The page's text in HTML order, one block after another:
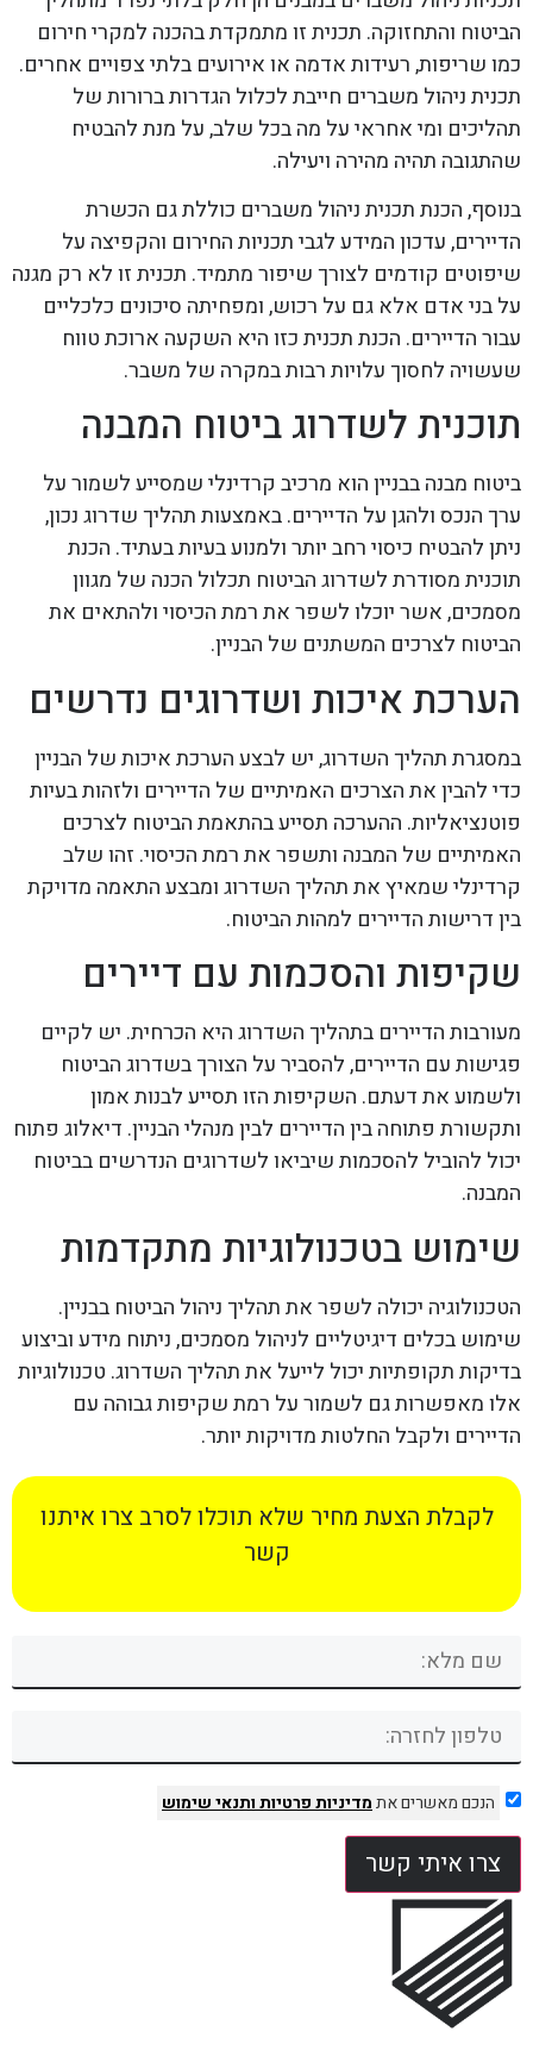
הביטוח והתחזוקה. תכנית זו מתמקדת בהכנה למקרי חירום
כמו שריפות, רעידות אדמה או אירועים בלתי צפויים אחרים.
תכנית ניהול משברים חייבת לכלול הגדרות ברורות של
תהליכים ומי אחראי על מה בכל שלב, על מנת להבטיח
שהתגובה תהיה מהירה ויעילה.
בנוסף, הכנת תכנית ניהול משברים כוללת גם הכשרת
הדיירים, עדכון המידע לגבי תכניות החירום והקפיצה על
שיפוטים קודמים לצורך שיפור מתמיד. תכנית זו לא רק מגנה
על בני אדם אלא גם על רכוש, ומפחיתה סיכונים כלכליים
עבור הדיירים. הכנת תכנית כזו היא השקעה ארוכת טווח
שעשויה לחסוך עלויות רבות במקרה של משבר.
תוכנית לשדרוג ביטוח המבנה
ביטוח מבנה בבניין הוא מרכיב קרדינלי שמסייע לשמור על
ערך הנכס ולהגן על הדיירים. באמצעות תהליך שדרוג נכון,
ניתן להבטיח כיסוי רחב יותר ולמנוע בעיות בעתיד. הכנת
תוכנית מסודרת לשדרוג הביטוח תכלול הכנה של מגוון
מסמכים, אשר יוכלו לשפר את רמת הכיסוי ולהתאים את
הביטוח לצרכים המשתנים של הבניין.
הערכת איכות ושדרוגים נדרשים
במסגרת תהליך השדרוג, יש לבצע הערכת איכות של הבניין
כדי להבין את הצרכים האמיתיים של הדיירים ולזהות בעיות
פוטנציאליות. ההערכה תסייע בהתאמת הביטוח לצרכים
האמיתיים של המבנה ותשפר את רמת הכיסוי. זהו שלב
קרדינלי שמאיץ את תהליך השדרוג ומבצע התאמה מדויקת
בין דרישות הדיירים למהות הביטוח.
שקיפות והסכמות עם דיירים
מעורבות הדיירים בתהליך השדרוג היא הכרחית. יש לקיים
פגישות עם הדיירים, להסביר על הצורך בשדרוג הביטוח
ולשמוע את דעתם. השקיפות הזו תסייע לבנות אמון
ותקשורת פתוחה בין הדיירים לבין מנהלי הבניין. דיאלוג פתוח
יכול להוביל להסכמות שיביאו לשדרוגים הנדרשים בביטוח
המבנה.
שימוש בטכנולוגיות מתקדמות
הטכנולוגיה יכולה לשפר את תהליך ניהול הביטוח בבניין.
שימוש בכלים דיגיטליים לניהול מסמכים, ניתוח מידע וביצוע
בדיקות תקופתיות יכול לייעל את תהליך השדרוג. טכנולוגיות
אלו מאפשרות גם לשמור על רמת שקיפות גבוהה עם
הדיירים ולקבל החלטות מדויקות יותר.
לקבלת הצעת מחיר שלא תוכלו לסרב צרו איתנו
קשר
הנכם מאשרים אתמדיניות פרטיותותנאי שימוש
צרו איתי קשר